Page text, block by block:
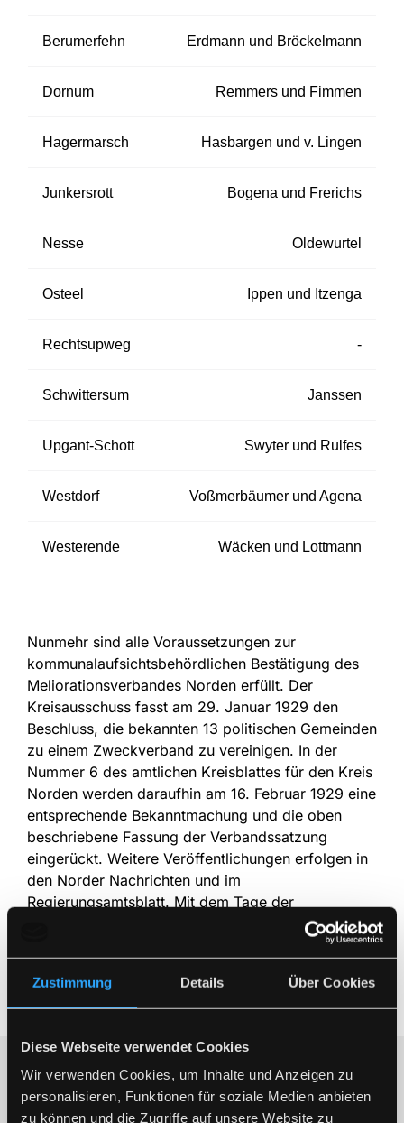
Zustimmung Details Über Cookies
Diese Webseite verwendet Cookies
Wir verwenden Cookies, um Inhalte und Anzeigen zu
personalisieren, Funktionen für soziale Medien anbieten
zu können und die Zugriffe auf unsere Website zu
Berumerfehn Erdmann und Bröckelmann
Dornum Remmers und Fimmen
Hagermarsch Hasbargen und v. Lingen
Junkersrott Bogena und Frerichs
Nesse Oldewurtel
Osteel Ippen und Itzenga
Rechtsupweg -
Schwittersum Janssen
Upgant-Schott Swyter und Rulfes
Westdorf Voßmerbäumer und Agena
Westerende Wäcken und Lottmann
Nunmehr sind alle Voraussetzungen zur
kommunalaufsichtsbehördlichen Bestätigung des
Meliorationsverbandes Norden erfüllt. Der
Kreisausschuss fasst am 29. Januar 1929 den
Beschluss, die bekannten 13 politischen Gemeinden
zu einem Zweckverband zu vereinigen. In der
Nummer 6 des amtlichen Kreisblattes für den Kreis
Norden werden daraufhin am 16. Februar 1929 eine
entsprechende Bekanntmachung und die oben
beschriebene Fassung der Verbandssatzung
eingerückt. Weitere Veröffentlichungen erfolgen in
den Norder Nachrichten und im
Regierungsamtsblatt. Mit dem Tage der
aufsichtsbehördlichen Bestätigung der Satzung,
nämlich dem 29. Januar 1929, ist der Verband
Meliorationsverband Norden: Gründung
im Jahre 1929